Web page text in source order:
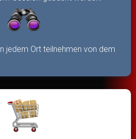
jedem Ort teilnehmen von dem